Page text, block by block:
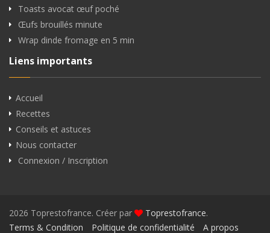
Toasts avocat œuf poché
Œufs brouillés minute
Wrap dinde fromage en 5 min
Liens importants
Accueil
Recettes
Conseils et astuces
Nous contacter
Connexion / Inscription
2026 Toprestofrance. Créer par Toprestofrance.
Terms & Condition
Politique de confidentialité A propos